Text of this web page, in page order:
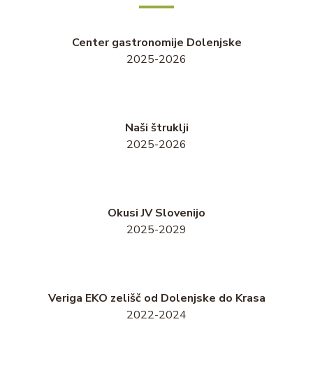
Center gastronomije Dolenjske
2025-2026
Naši štruklji
2025-2026
Okusi JV Slovenijo
2025-2029
Veriga EKO zelišč od Dolenjske do Krasa
2022-2024